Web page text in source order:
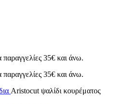
35€ και άνω.
35€ και άνω.
Aristocut ψαλίδι κουρέματος